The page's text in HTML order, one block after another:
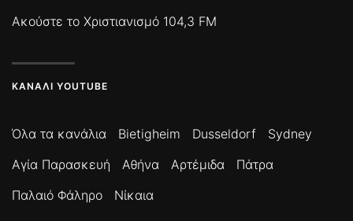
Ακούστε το Χριστιανισμό 104,3 FM
ΚΑΝΆΛΙ YOUTUBE
Όλα τα κανάλια Bietigheim Dusseldorf
Sydney
Αγία Παρασκευή
Αθήνα Αρτέμιδα
Πάτρα
Παλαιό Φάληρο
Νίκαια